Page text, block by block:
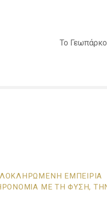
Το Γεωπάρκο
ΕΜΠΕΙΡΊΑ
ΜΕ ΤΗ ΦΎΣΗ,